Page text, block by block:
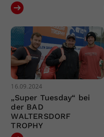
16.09.2024
„Super Tuesday“ bei
der BAD
WALTERSDORF
TROPHY